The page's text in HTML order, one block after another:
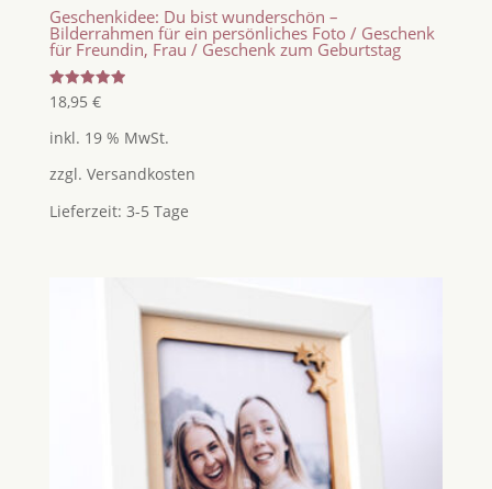
Geschenkidee: Du bist wunderschön –
Bilderrahmen für ein persönliches Foto / Geschenk
für Freundin, Frau / Geschenk zum Geburtstag
Bewertet
mit
von 5
18,95 €
inkl. 19 % MwSt.
zzgl. Versandkosten
Lieferzeit: 3-5 Tage